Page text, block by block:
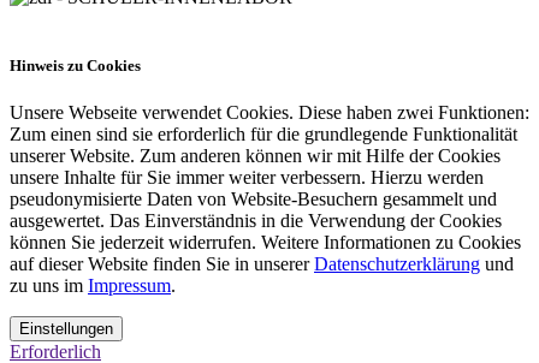
Hinweis zu Cookies
Unsere Webseite verwendet Cookies. Diese haben zwei Funktionen:
Zum einen sind sie erforderlich für die grundlegende Funktionalität
unserer Website. Zum anderen können wir mit Hilfe der Cookies
unsere Inhalte für Sie immer weiter verbessern. Hierzu werden
pseudonymisierte Daten von Website-Besuchern gesammelt und
ausgewertet. Das Einverständnis in die Verwendung der Cookies
können Sie jederzeit widerrufen. Weitere Informationen zu Cookies
auf dieser Website finden Sie in unsererDatenschutzerklärung und
zu uns im Impressum.
Einstellungen
Erforderlich